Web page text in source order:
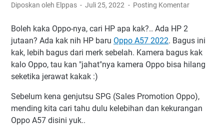
Diposkan oleh Elppas Juli 25, 2022 Posting Komentar
Boleh kaka Oppo-nya, cari HP apa kak?.. Ada HP 2
jutaan? Ada kak nih HP baru Oppo A57 2022. Bagus ini
kak, lebih bagus dari merk sebelah. Kamera bagus kak
kalo Oppo, tau kan "jahat"nya kamera Oppo bisa hilang
seketika jerawat kakak :)
Sebelum kena genjutsu SPG (Sales Promotion Oppo),
mending kita cari tahu dulu kelebihan dan kekurangan
Oppo A57 disini yuk..